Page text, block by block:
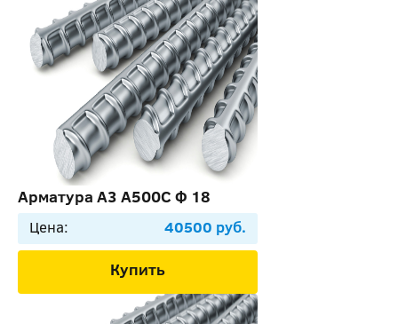
Арматура А3 А500С Ф 18
Цена: 40500 руб.
Купить